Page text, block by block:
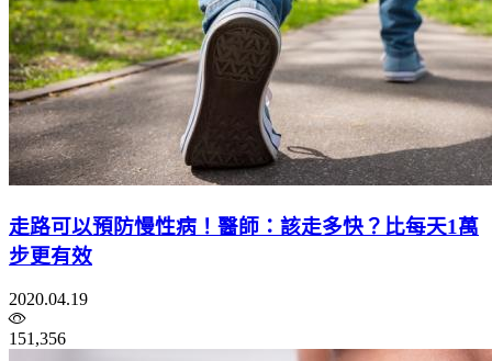
走路可以預防慢性病！醫師：該走多快？比每天1萬
步更有效
2020.04.19
151,356